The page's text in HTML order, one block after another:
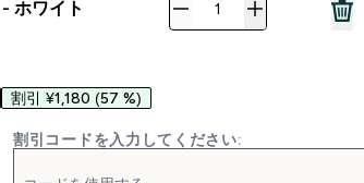
ホワイト
割引 ¥1,180 (57 %)
割引コードを入力してください: